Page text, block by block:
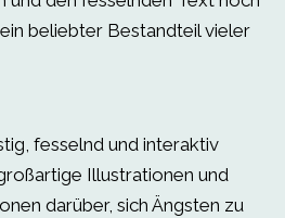
beliebter Bestandteil vieler
fesselnd und interaktiv
Illustrationen und
darüber, sich Ängsten zu